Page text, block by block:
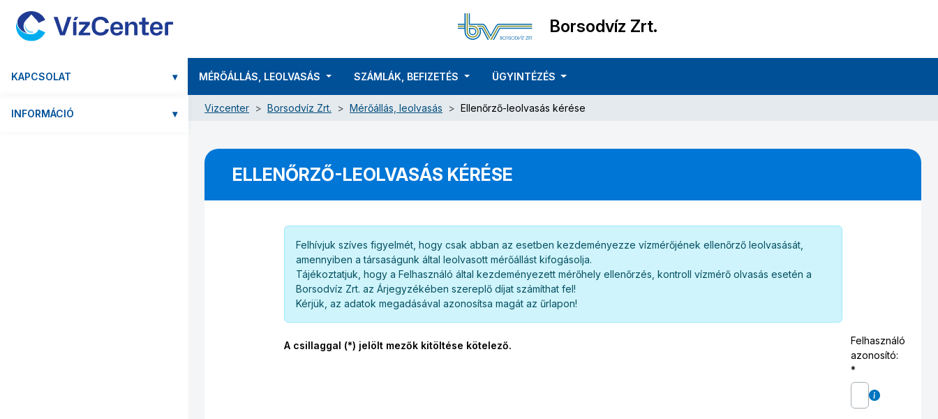
Borsodvíz Zrt.
KAPCSOLAT ▾
INFORMÁCIÓ ▾
MÉRŐÁLLÁS, LEOLVASÁS SZÁMLÁK, BEFIZETÉS ÜGYINTÉZÉS
Vizcenter Borsodvíz Zrt. Mérőállás, leolvasás Ellenőrző-leolvasás kérése
ELLENŐRZŐ-LEOLVASÁS KÉRÉSE
Felhívjuk szíves figyelmét, hogy csak abban az esetben kezdeményezze vízmérőjének ellenőrző leolvasását,
amennyiben a társaságunk által leolvasott mérőállást kifogásolja.
Tájékoztatjuk, hogy a Felhasználó által kezdeményezett mérőhely ellenőrzés, kontroll vízmérő olvasás esetén a
Borsodvíz Zrt. az Árjegyzékében szereplő díjat számíthat fel!
Kérjük, az adatok megadásával azonosítsa magát az űrlapon!
A csillaggal (*) jelölt mezők kitöltése kötelező.
Felhasználó
azonosító: